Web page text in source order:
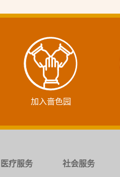
加入啬色园
医疗服务
社会服务